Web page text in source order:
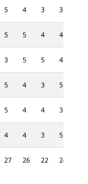
5 4 3 3
5 5 4 4
3 5 5 4
5 4 3 5
5 4 4 3
4 4 3 5
27 26 22 24